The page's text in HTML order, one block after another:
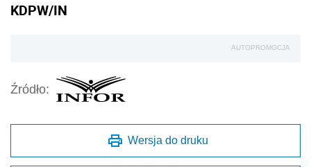
KDPW/IN
AUTOPROMOCJA
Źródło:
Wersja do druku